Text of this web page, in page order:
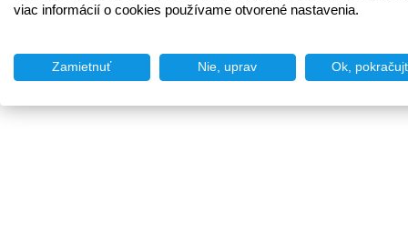
viac informácií o cookies používame otvorené nastavenia.
Zamietnuť Nie, uprav Ok,